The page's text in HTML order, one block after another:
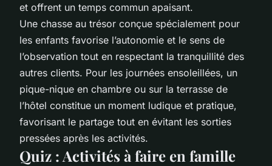
et offrent un temps commun apaisant.
Une chasse au trésor conçue spécialement pour
les enfants favorise l’autonomie et le sens de
l’observation tout en respectant la tranquillité des
autres clients. Pour les journées ensoleillées, un
pique-nique en chambre ou sur la terrasse de
l’hôtel constitue un moment ludique et pratique,
favorisant le partage tout en évitant les sorties
pressées après les activités.
Quiz : Activités à faire en famille